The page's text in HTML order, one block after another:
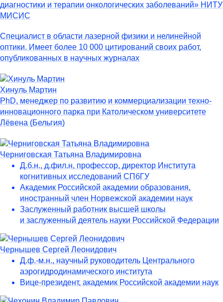
диагностики и терапии онкологических заболеваний» НИТУ
МИСИС
Специалист в области лазерной физики и нелинейной
оптики. Имеет более 10 000 цитирований своих работ,
опубликованных в научных журналах
Хинуль Мартин
PhD, менеджер по развитию и коммерциализации техно-
инновационного парка при Католическом университете
Лёвена (Бельгия)
Черниговская Татьяна Владимировна
Д.б.н., д.фил.н, профессор, директор Института
когнитивных исследований СПбГУ
Академик Российской академии образования,
иностранный член Норвежской академии наук
Заслуженный работник высшей школы
и заслуженный деятель науки Российской Федерации
Чернышев Сергей Леонидович
Д.ф.-м.н., научный руководитель Центрального
аэрогидродинамического института
Вице-президент, академик Российской академии наук